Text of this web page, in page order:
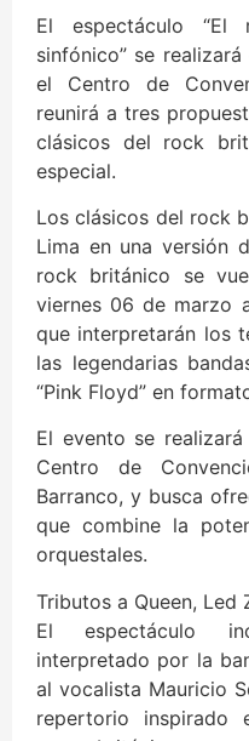
El espectáculo
sinfónico” se
el Centro de
reunirá a tres
clásicos del rock
especial.
Los clásicos del rock
Lima en una versión
rock británico se
viernes 06 de marzo
que interpretarán los
las legendarias
“Pink Floyd” en
El evento se
Centro de
Barranco, y busca
que combine la
orquestales.
Tributos a Queen, Led
El espectáculo
interpretado por la
al vocalista Mauricio
repertorio inspirado